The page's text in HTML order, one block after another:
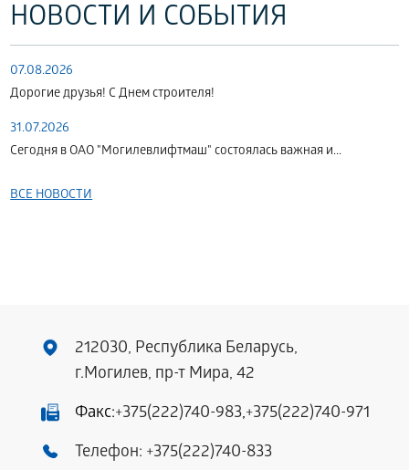
НОВОСТИ И СОБЫТИЯ
07.08.2026
Дорогие друзья! С Днем строителя!
31.07.2026
Сегодня в ОАО "Могилевлифтмаш" состоялась важная и...
ВСЕ НОВОСТИ
212030, Республика Беларусь,
г.Могилев, пр-т Мира, 42
Факс:+375(222)740-983,+375(222)740-971
Телефон: +375(222)740-833